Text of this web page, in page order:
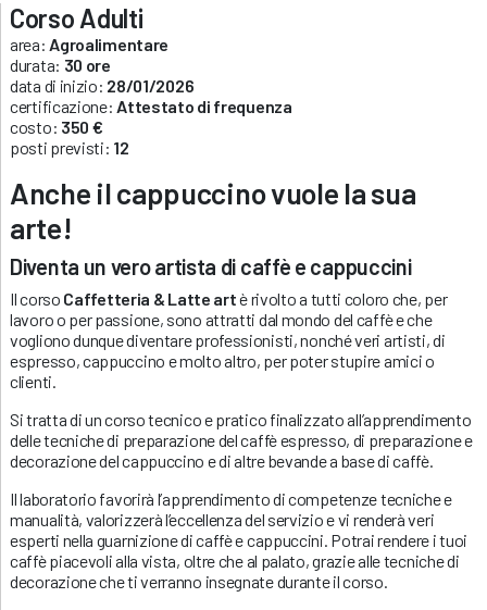
Corso Adulti
area: Agroalimentare
durata: 30 ore
data di inizio: 28/01/2026
certificazione: Attestato di frequenza
costo: 350 €
posti previsti: 12
Anche il cappuccino vuole la sua
arte!
Diventa un vero artista di caffè e cappuccini
Il corso Caffetteria & Latte artè rivolto a tutti coloro che, per
lavoro o per passione, sono attratti dal mondo del caffè e che
vogliono dunque diventare professionisti, nonché veri artisti, di
espresso, cappuccino e molto altro, per poter stupire amici o
clienti.
Si tratta di un corso tecnico e pratico finalizzato all’apprendimento
delle tecniche di preparazione del caffè espresso, di preparazione e
decorazione del cappuccino e di altre bevande a base di caffè.
Il laboratorio favorirà l’apprendimento di competenze tecniche e
manualità, valorizzerà l’eccellenza del servizio e vi renderà veri
esperti nella guarnizione di caffè e cappuccini. Potrai rendere i tuoi
caffè piacevoli alla vista, oltre che al palato, grazie alle tecniche di
decorazione che ti verranno insegnate durante il corso.